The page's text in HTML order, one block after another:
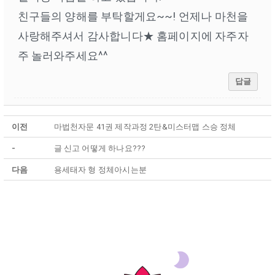
친구들의 양해를 부탁할게요~~! 언제나 마천을
사랑해주셔서 감사합니다★ 홈페이지에 자주자
주 놀러와주세요^^
답글
이전 마법천자문 41권 제작과정 2탄&미스터맵 스승 정체
- 글 신고 어떻게 하나요???
다음 용세태자 형 정체아시는분